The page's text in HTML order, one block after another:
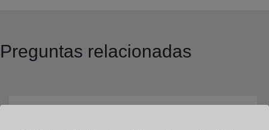
Preguntas relacionadas